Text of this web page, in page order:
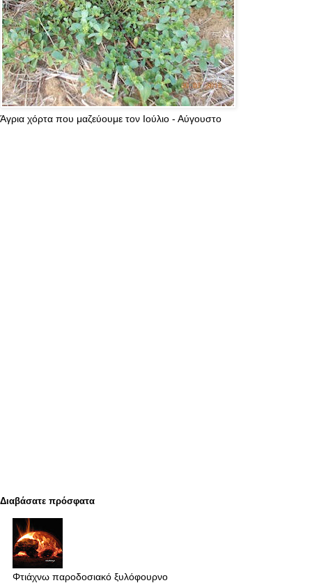
Άγρια χόρτα που μαζεύουμε τον Ιούλιο - Αύγουστο
Διαβάσατε πρόσφατα
Φτιάχνω παροδοσιακό ξυλόφουρνο